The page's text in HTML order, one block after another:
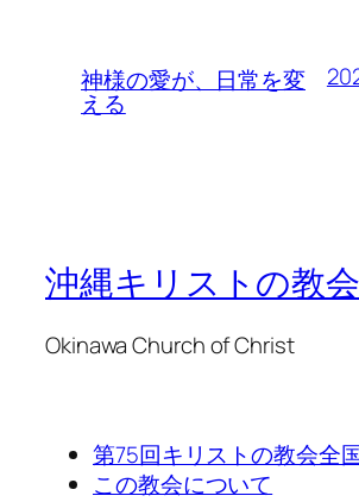
神様の愛が、日常を変
える
沖縄キリストの教会
Okinawa Church of Christ
第75回キリストの教会全
この教会について